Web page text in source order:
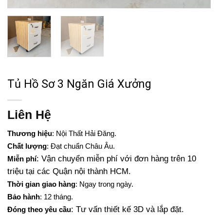
Tủ Hồ Sơ 3 Ngăn Giá Xưởng
Liên Hệ
Thương hiệu: Nội Thất Hải Đăng.
Chất lượng: Đạt chuẩn Châu Âu.
Miễn phí: Vận chuyển miễn phí với đơn hàng trên 10
triệu tại các Quận nội thành HCM.
Thời gian giao hàng: Ngay trong ngày.
Bảo hành: 12 tháng.
Đóng theo yêu cầu: Tư vấn thiết kế 3D và lắp đặt.